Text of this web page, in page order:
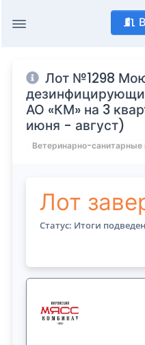
Лот №1298
АО «КМ» на 3
июня - август)
Ветеринарно-санитарные
Лот
Статус: Итоги